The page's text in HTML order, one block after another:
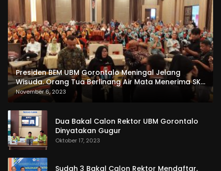
Presiden BEM UBM Gorontalo Meningal Jelang
Wisuda. Orang Tua Berlinang Air Mata Menerima SKL
dan Pemasangan Salempang
November 6, 2023
Dua Bakal Calon Rektor UBM Gorontalo
Dinyatakan Gugur
Oktober 17, 2023
Sudah 3 Bakal Calon Rektor Mendaftar,